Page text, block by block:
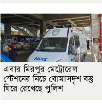
এবার মিরপুর মেট্রোরেল
স্টেশনের নিচে বোমাসদৃশ বস্তু
ঘিরে রেখেছে পুলিশ